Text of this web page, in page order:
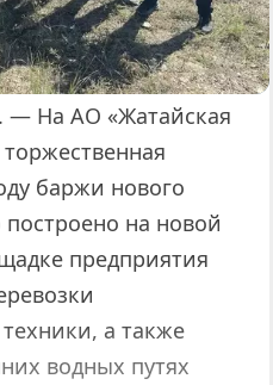
— На АО «Жатайская
баржи нового
построено на новой
предприятия
а также
водных путях